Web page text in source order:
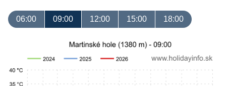
06:00 09:00 12:00 15:00 18:00